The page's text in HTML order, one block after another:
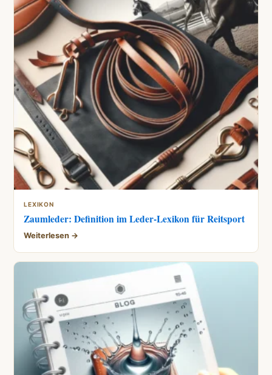
LEXIKON
Zaumleder: Definition im Leder-Lexikon für Reitsport
Weiterlesen →